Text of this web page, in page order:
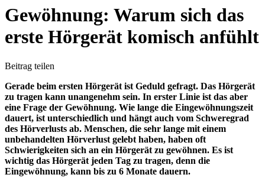
Gewöhnung: Warum sich das
erste Hörgerät komisch anfühlt
Beitrag teilen
Gerade beim ersten Hörgerät ist Geduld gefragt. Das Hörgerät
zu tragen kann unangenehm sein. In erster Linie ist das aber
eine Frage der Gewöhnung. Wie lange die Eingewöhnungszeit
dauert, ist unterschiedlich und hängt auch vom Schweregrad
des Hörverlusts ab. Menschen, die sehr lange mit einem
unbehandelten Hörverlust gelebt haben, haben oft
Schwierigkeiten sich an ein Hörgerät zu gewöhnen. Es ist
wichtig das Hörgerät jeden Tag zu tragen, denn die
Eingewöhnung, kann bis zu 6 Monate dauern.